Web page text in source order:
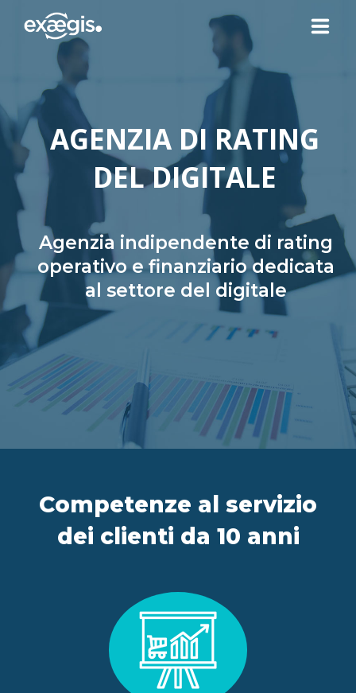
CHI SIAMO
LE NOSTRE OFFERTE
CONTATTI
SPAZIO CLIENTE
IT FR ES
Agenzia indipendente di rating
operativo e finanziario dedicata
al settore del digitale
AGENZIA DI RATING
DEL DIGITALE
Competenze al servizio
dei clienti da 10 anni